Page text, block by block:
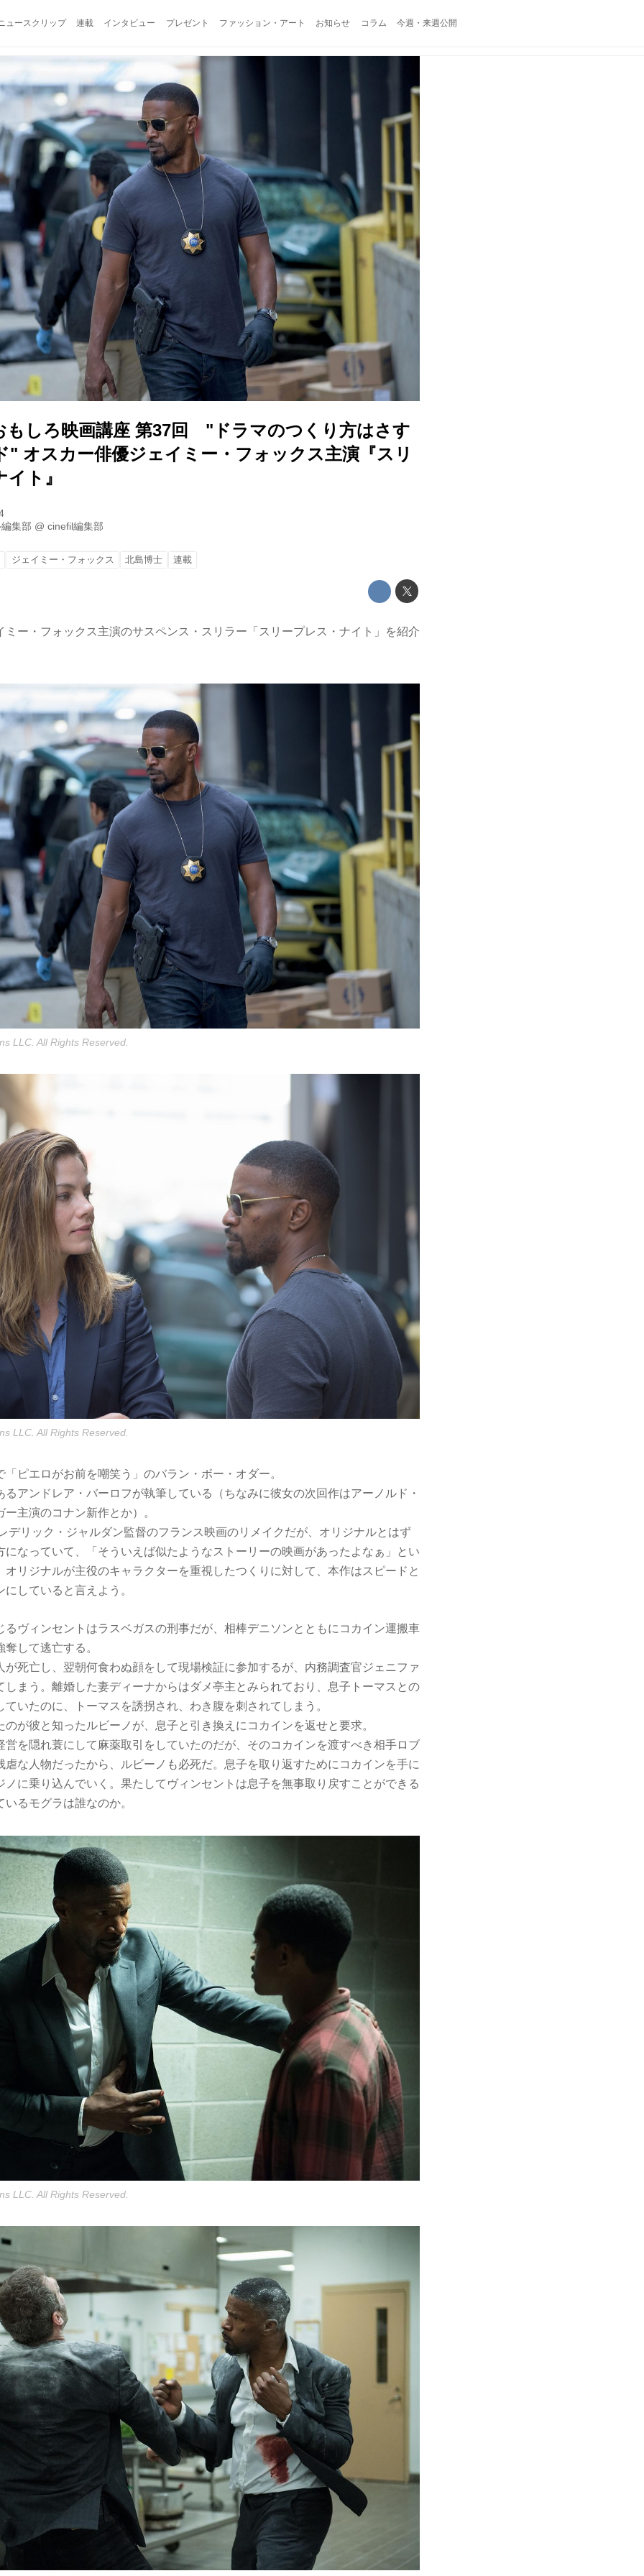
ュースクリップ 連載 インタビュー プレゼント ファッション・アート お知らせ コラム 今週・来週公開
もしろ映画講座 第37回 "ドラマのつくり方はさす
" オスカー俳優ジェイミー・フォックス主演『スリ
ト』
集部 @cinefil編集部
ジェイミー・フォックス 北島博士 連載
ミー・フォックス主演のサスペンス・スリラー「スリープレス・ナイト」を紹介
LLC. All Rights Reserved.
LLC. All Rights Reserved.
ピエロがお前を嘲笑う」のバラン・ボー・オダー。
るアンドレア・バーロフが執筆している（ちなみに彼女の次回作はアーノルド・
主演のコナン新作とか）。
デリック・ジャルダン監督のフランス映画のリメイクだが、オリジナルとはず
になっていて、「そういえば似たようなストーリーの映画があったよなぁ」とい
オリジナルが主役のキャラクターを重視したつくりに対して、本作はスピードと
していると言えよう。
ヴィンセントはラスベガスの刑事だが、相棒デニソンとともにコカイン運搬車
して逃亡する。
が死亡し、翌朝何食わぬ顔をして現場検証に参加するが、内務調査官ジェニファ
しまう。離婚した妻ディーナからはダメ亭主とみられており、息子トーマスとの
いたのに、トーマスを誘拐され、わき腹を刺されてしまう。
のが彼と知ったルビーノが、息子と引き換えにコカインを返せと要求。
営を隠れ蓑にして麻薬取引をしていたのだが、そのコカインを渡すべき相手ロブ
虐な人物だったから、ルビーノも必死だ。息子を取り返すためにコカインを手に
ノに乗り込んでいく。果たしてヴィンセントは息子を無事取り戻すことができる
るモグラは誰なのか。
LLC. All Rights Reserved.